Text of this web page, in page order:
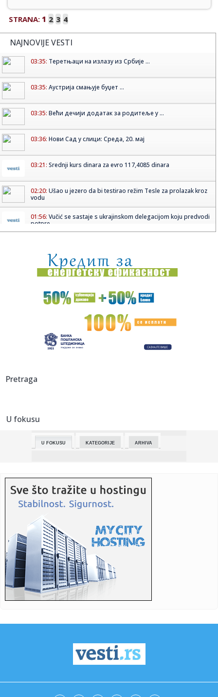
STRANA: 1 2 3 4
NAJNOVIJE VESTI
03:35: Теретњаци на излазу из Србије ...
03:35: Аустрија смањује буџет ...
03:35: Већи дечији додатак за родитеље у ...
03:36: Нови Сад у слици: Среда, 20. мај
03:21: Srednji kurs dinara za evro 117,4085 dinara
02:20: Ušao u jezero da bi testirao režim Tesle za prolazak kroz
vodu
01:56: Vučić se sastaje s ukrajinskom delegacijom koju predvodi
potpre...
01:07:Dogodilo se na današnji datum, 21. maj
00:45:Poznata sudbija Entonija Dejvisa: Vizardsi odlučili šta će sa
Promenljivo vreme, smena sunca i oblaka
00:30:PIO fond oborio rekord! Penzije skočile na 485 evra, država
23:55:
23:51:
Bratina: Kineska kultura predstavlja važan most saradnje i
23:43:Jevtić: Hapšenja u Gračanici presedan i pokušaj Kurtija da
po...
23:42:Selena ruši Diznijev imidž? Sprema film od četiri sata pun
eks...
23:42:Emeri doktorirao Ligu Evrope: Aston Vila sa 3:0 razbila
Frajburg
23:42:Prevarant iz BiH optužio sud da mu je “uništio život”
Narodna skupština RS usvojila izmjene Zakona o pravima
23:42:Najveće banke Bliskog istoka i Afrike: Gigant iz Emirata
Pretraga
U fokusu
U FOKUSU KATEGORIJE ARHIVA